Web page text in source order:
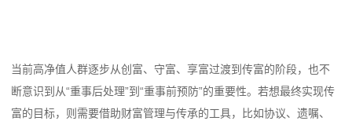
当前高净值人群逐步从创富、守富、享富过渡到传富的阶段，也不
断意识到从“重事后处理”到“重事前预防”的重要性。若想最终实现传
富的目标，则需要借助财富管理与传承的工具，比如协议、遗嘱、